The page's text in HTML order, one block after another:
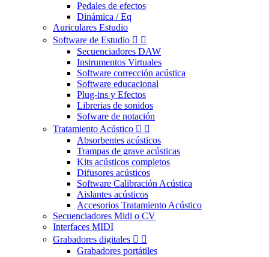
Pedales de efectos
Dinámica / Eq
Auriculares Estudio
Software de Estudio  
Secuenciadores DAW
Instrumentos Virtuales
Software corrección acústica
Software educacional
Plug-ins y Efectos
Librerias de sonidos
Sofware de notación
Tratamiento Acústico  
Absorbentes acústicos
Trampas de grave acústicas
Kits acústicos completos
Difusores acústicos
Software Calibración Acústica
Aislantes acústicos
Accesorios Tratamiento Acústico
Secuenciadores Midi o CV
Interfaces MIDI
Grabadores digitales  
Grabadores portátiles